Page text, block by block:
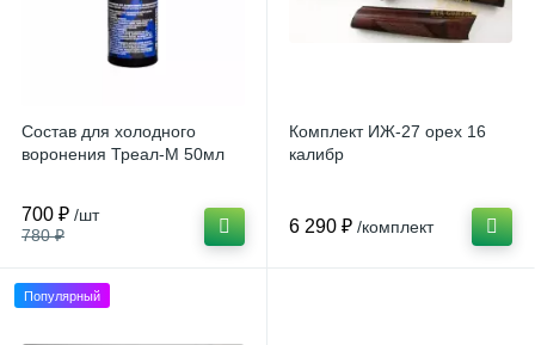
Состав для холодного
воронения Треал-М 50мл
700 ₽ /шт
780 ₽
Комплект ИЖ-27 орех 16
калибр
6 290 ₽ /комплект
Популярный